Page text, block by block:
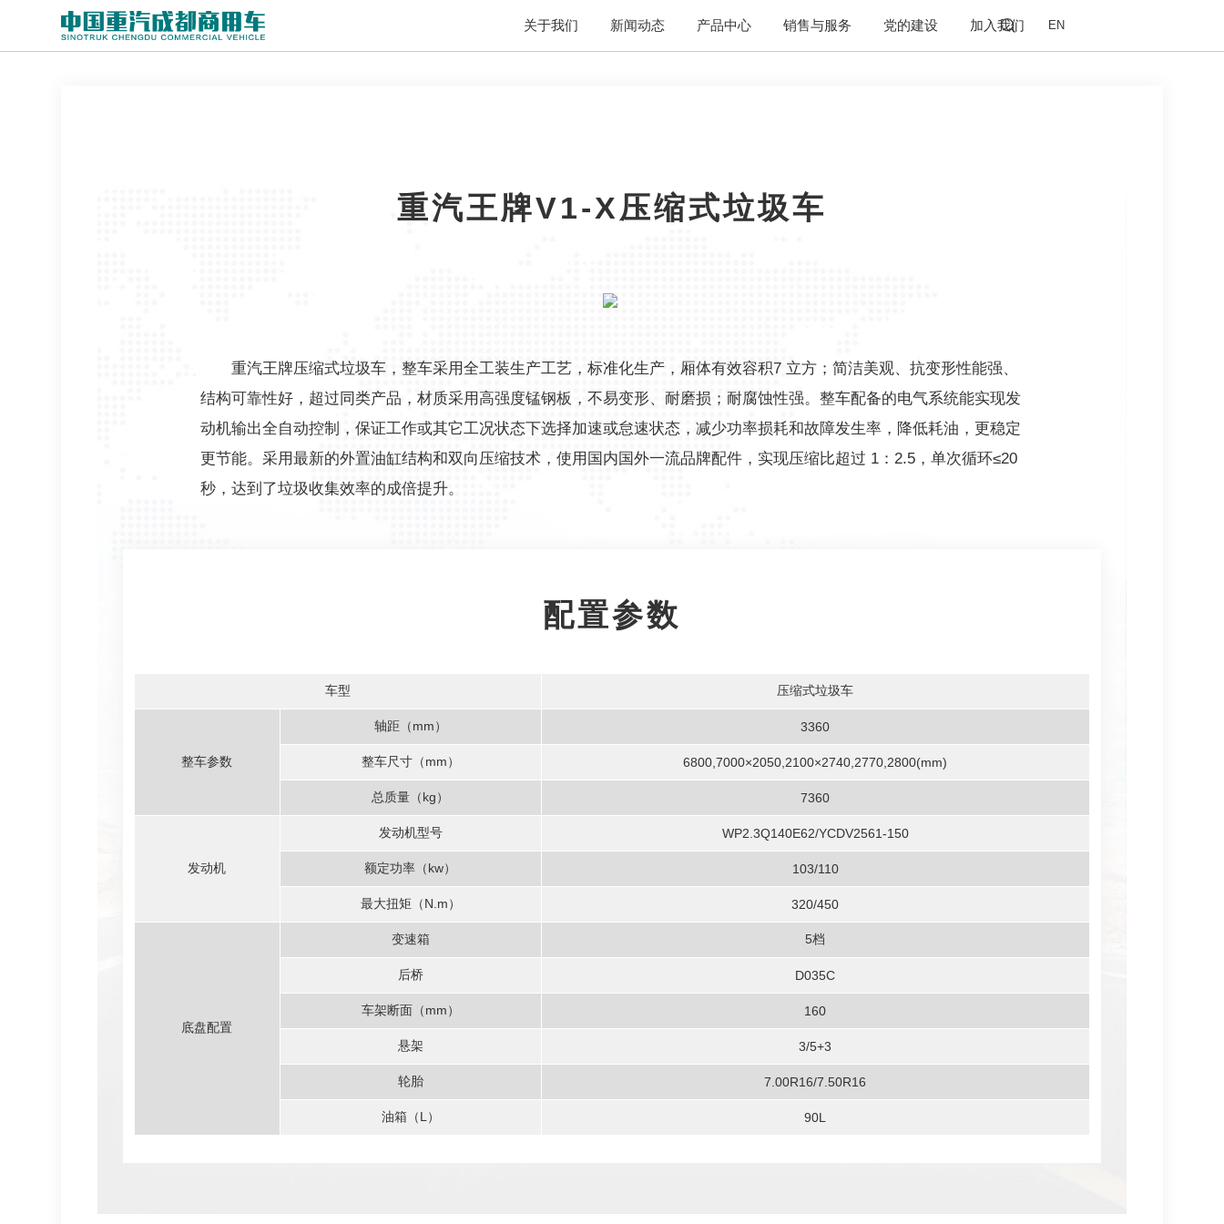
关于我们 新闻动态 产品中心 销售与服务 党的建设 加入我们 EN
重汽王牌V1-X压缩式垃圾车
重汽王牌压缩式垃圾车，整车采用全工装生产工艺，标准化生产，厢体有效容积7 立方；简洁美观、抗变形性能强、
结构可靠性好，超过同类产品，材质采用高强度锰钢板，不易变形、耐磨损；耐腐蚀性强。整车配备的电气系统能实现发
动机输出全自动控制，保证工作或其它工况状态下选择加速或怠速状态，减少功率损耗和故障发生率，降低耗油，更稳定
更节能。采用最新的外置油缸结构和双向压缩技术，使用国内国外一流品牌配件，实现压缩比超过 1：2.5，单次循环≤20
秒，达到了垃圾收集效率的成倍提升。
配置参数
车型 压缩式垃圾车
整车参数
轴距（mm） 3360
整车尺寸（mm） 6800,7000×2050,2100×2740,2770,2800(mm)
总质量（kg） 7360
发动机
发动机型号 WP2.3Q140E62/YCDV2561-150
额定功率（kw） 103/110
最大扭矩（N.m） 320/450
底盘配置
变速箱 5档
后桥 D035C
车架断面（mm） 160
悬架 3/5+3
轮胎 7.00R16/7.50R16
油箱（L） 90L